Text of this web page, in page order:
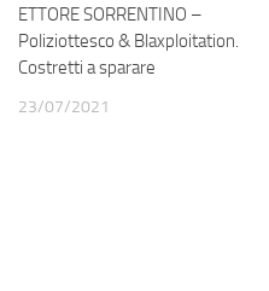
ETTORE SORRENTINO –
Poliziottesco & Blaxploitation.
Costretti a sparare
23/07/2021